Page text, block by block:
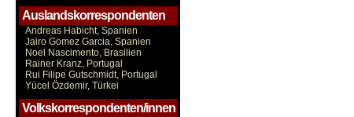
Auslandskorrespondenten
Andreas Habicht, Spanien
Jairo Gomez Garcia, Spanien
Noel Nascimento, Brasilien
Rainer Kranz, Portugal
Rui Filipe Gutschmidt, Portugal
Yücel Özdemir, Türkei
Volkskorrespondenten/innen